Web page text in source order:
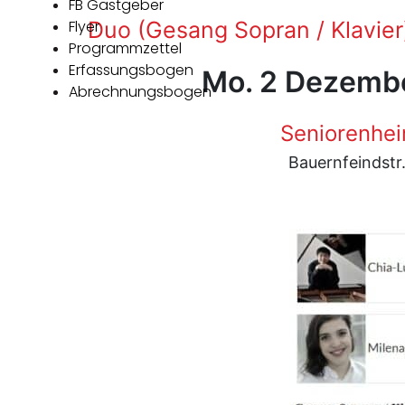
FB Gastgeber
Flyer
Programmzettel
Erfassungsbogen
Abrechnungsbogen
Duo (Gesang Sopran /
Mo. 2